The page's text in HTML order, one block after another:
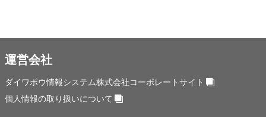
運営会社
ダイワボウ情報システム株式会社コーポレートサイト
個人情報の取り扱いについて